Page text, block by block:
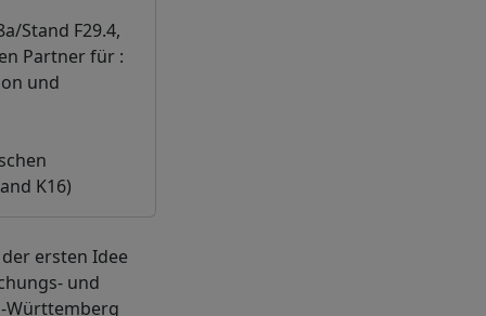
Stand F29.4,
Partner für :
und
K16)
ersten Idee
und
Württemberg